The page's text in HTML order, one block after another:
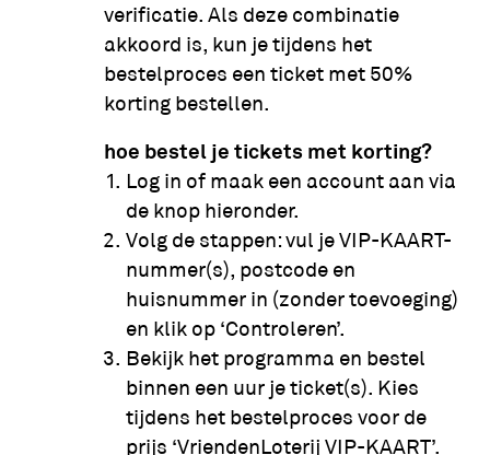
verificatie. Als deze combinatie
akkoord is, kun je tijdens het
bestelproces een ticket met 50%
korting bestellen.
hoe bestel je tickets met korting?
Log in of maak een account aan via
de knop hieronder.
Volg de stappen: vul je VIP-KAART-
nummer(s), postcode en
huisnummer in (zonder toevoeging)
en klik op ‘Controleren’.
Bekijk het programma en bestel
binnen een uur je ticket(s). Kies
tijdens het bestelproces voor de
prijs ‘VriendenLoterij VIP-KAART’.